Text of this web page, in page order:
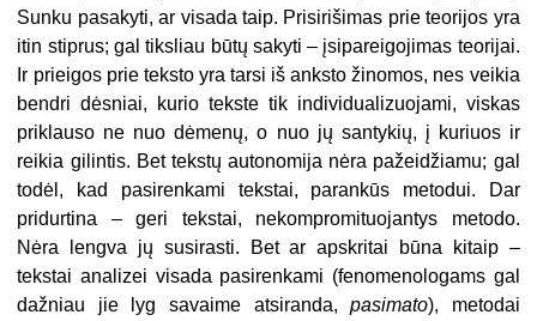
Sunku pasakyti, ar visada taip. Prisi­rišimas prie teorijos yra
itin stiprus; gal tiksliau būtų sakyti – įsipareigoji­mas teorijai.
Ir prieigos prie teksto yra tarsi iš anksto žinomos, nes veikia
bendri dėsniai, kurio tekste tik indi­vidualizuojami, viskas
priklauso ne nuo dėmenų, o nuo jų santykių, į ku­riuos ir
reikia gilintis. Bet tekstų au­tonomija nėra pažeidžiamu; gal
todėl, kad pasirenkami tekstai, parankūs metodui. Dar
pridurtina – geri tekstai, nekompromituojantys metodo.
Nėra lengva jų susirasti. Bet ar apskritai būna kitaip –
tekstai analizei visada pasirenkami (fenomenologams gal
daž­niau jie lyg savaime atsiranda, pasi­mato), metodai